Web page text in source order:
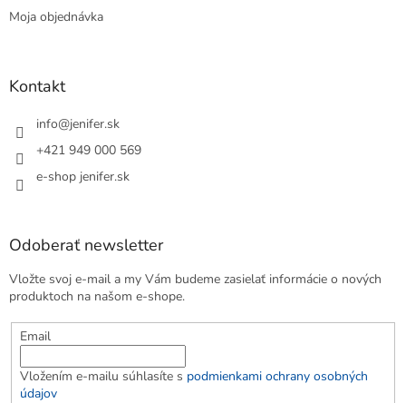
Moja objednávka
Kontakt
info@jenifer.sk
+421 949 000 569
e-shop jenifer.sk
Odoberať newsletter
Vložte svoj e-mail a my Vám budeme zasielať informácie o nových
produktoch na našom e-shope.
Email
Vložením e-mailu súhlasíte s podmienkami ochrany osobných
údajov